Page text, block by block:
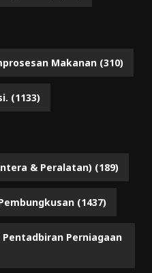
Makanan (310)
(1133)
& Peralatan) (189)
(1437)
Perniagaan